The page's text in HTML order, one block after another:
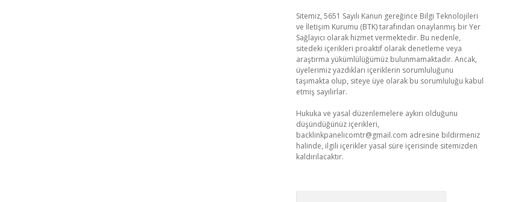
Sitemiz, 5651 Sayılı Kanun gereğince Bilgi Teknolojileri
ve İletişim Kurumu (BTK) tarafından onaylanmış bir Yer
Sağlayıcı olarak hizmet vermektedir. Bu nedenle,
sitedeki içerikleri proaktif olarak denetleme veya
araştırma yükümlülüğümüz bulunmamaktadır. Ancak,
üyelerimiz yazdıkları içeriklerin sorumluluğunu
taşımakta olup, siteye üye olarak bu sorumluluğu kabul
etmiş sayılırlar.
Hukuka ve yasal düzenlemelere aykırı olduğunu
düşündüğünüz içerikleri,
backlinkpanelicomtr@gmail.com adresine bildirmeniz
halinde, ilgili içerikler yasal süre içerisinde sitemizden
kaldırılacaktır.